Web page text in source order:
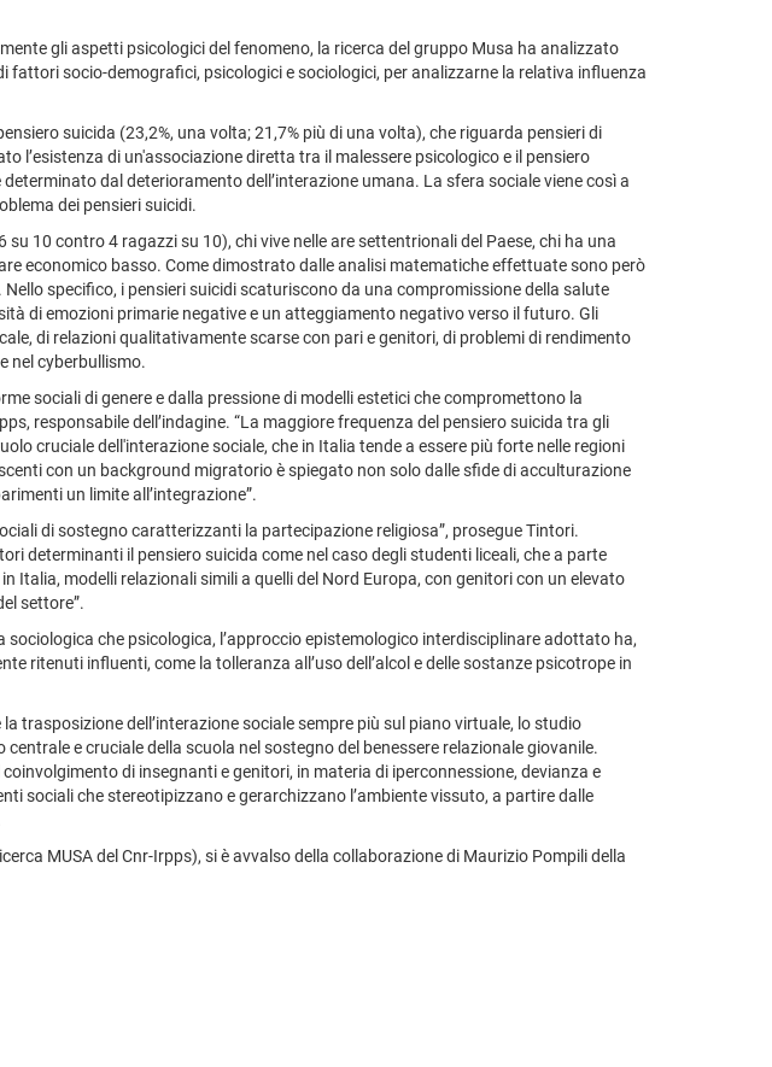
gli aspetti psicologici del fenomeno, la ricerca del gruppo Musa ha analizzato
fattori socio-demografici, psicologici e sociologici, per analizzarne la relativa influenza
suicida (23,2%, una volta; 21,7% più di una volta), che riguarda pensieri di
l’esistenza di un'associazione diretta tra il malessere psicologico e il pensiero
dal deterioramento dell’interazione umana. La sfera sociale viene così a
dei pensieri suicidi.
10 contro 4 ragazzi su 10), chi vive nelle are settentrionali del Paese, chi ha una
economico basso. Come dimostrato dalle analisi matematiche effettuate sono però
specifico, i pensieri suicidi scaturiscono da una compromissione della salute
di emozioni primarie negative e un atteggiamento negativo verso il futuro. Gli
di relazioni qualitativamente scarse con pari e genitori, di problemi di rendimento
nel cyberbullismo.
sociali di genere e dalla pressione di modelli estetici che compromettono la
responsabile dell’indagine. “La maggiore frequenza del pensiero suicida tra gli
cruciale dell'interazione sociale, che in Italia tende a essere più forte nelle regioni
con un background migratorio è spiegato non solo dalle sfide di acculturazione
un limite all’integrazione”.
di sostegno caratterizzanti la partecipazione religiosa”, prosegue Tintori.
determinanti il pensiero suicida come nel caso degli studenti liceali, che a parte
modelli relazionali simili a quelli del Nord Europa, con genitori con un elevato
settore”.
che psicologica, l’approccio epistemologico interdisciplinare adottato ha,
ritenuti influenti, come la tolleranza all’uso dell’alcol e delle sostanze psicotrope in
trasposizione dell’interazione sociale sempre più sul piano virtuale, lo studio
e cruciale della scuola nel sostegno del benessere relazionale giovanile.
di insegnanti e genitori, in materia di iperconnessione, devianza e
sociali che stereotipizzano e gerarchizzano l’ambiente vissuto, a partire dalle
MUSA del Cnr-Irpps), si è avvalso della collaborazione di Maurizio Pompili della